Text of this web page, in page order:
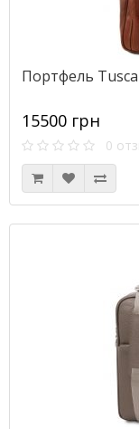
Портфель
15500 грн
0